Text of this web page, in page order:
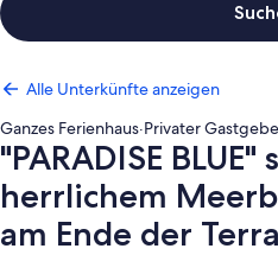
Alle Unterkünfte anzeigen
Ganzes Ferienhaus·Privater
"PARADISE
herrlichem
am Ende der